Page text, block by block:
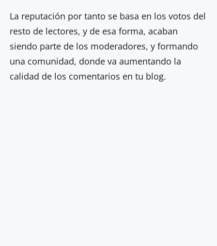
La reputación por tanto se basa en los votos del
resto de lectores, y de esa forma, acaban
siendo parte de los moderadores, y formando
una comunidad, donde va aumentando la
calidad de los comentarios en tu blog.